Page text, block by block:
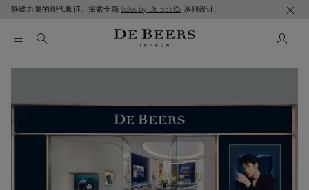
静谧力量的现代象征。探索全新 Lotus by DE BEERS 系列设计。